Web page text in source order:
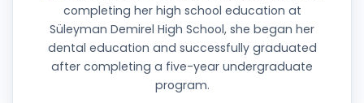
completing her high school education at
Süleyman Demirel High School, she began her
dental education and successfully graduated
after completing a five-year undergraduate
program.